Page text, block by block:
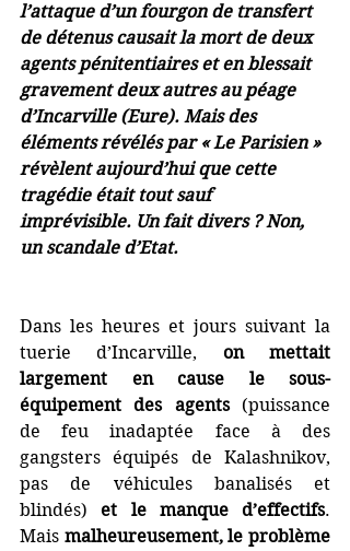
l’attaque d’un fourgon de transfert
de détenus causait la mort de deux
agents pénitentiaires et en blessait
gravement deux autres au péage
d’Incarville (Eure). Mais des
éléments révélés par « Le Parisien »
révèlent aujourd’hui que cette
tragédie était tout sauf
imprévisible. Un fait divers ? Non,
un scandale d’Etat.
Dans les heures et jours suivant la
tuerie d’Incarville, on mettait
largement en cause le sous-
équipement des agents (puissance
de feu inadaptée face à des
gangsters équipés de Kalashnikov,
pas de véhicules banalisés et
blindés) et le manque d’effectifs.
Mais malheureusement, le problème